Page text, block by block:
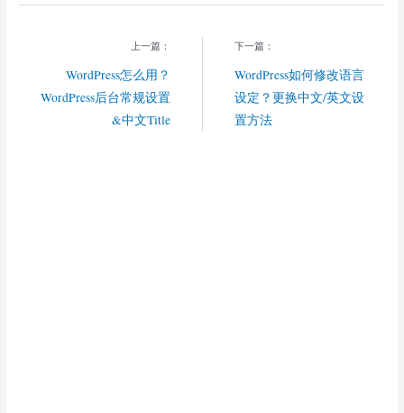
上一篇：
WordPress怎么用？
WordPress后台常规设置
&中文Title
下一篇：
WordPress如何修改语言
设定？更换中文/英文设
置方法